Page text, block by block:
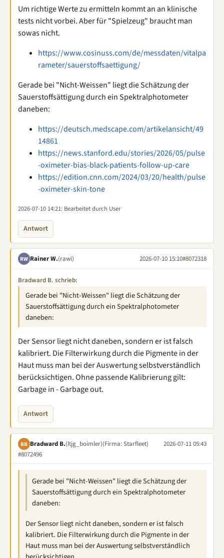
Um richtige Werte zu ermitteln kommt an an klinische
tests nicht vorbei. Aber für "Spielzeug" braucht man
sowas nicht.
https://www.cosinuss.com/de/messdaten/vitalpa
rameter/sauerstoffsaettigung/
Gerade bei "Nicht-Weissen" liegt die Schätzung der
Sauerstoffsättigung durch ein Spektralphotometer
daneben:
https://deutsch.medscape.com/artikelansicht/49
14861
https://news.stanford.edu/stories/2026/05/pulse
-oximeter-bias-black-patients-follow-up-care
https://edition.cnn.com/2024/03/20/health/pulse
-oximeter-skin-tone
2026-07-10 14:21: Bearbeitet durch User
Antwort
RW Rainer W.(rawi) 2026-07-10 15:10#8072318
Bradward B. schrieb:
Gerade bei "Nicht-Weissen" liegt die Schätzung der
Sauerstoffsättigung durch ein Spektralphotometer
daneben:
Der Sensor liegt nicht daneben, sondern er ist falsch
kalibriert. Die Filterwirkung durch die Pigmente in der
Haut muss man bei der Auswertung selbstverständlich
berücksichtigen. Ohne passende Kalibrierung gilt:
Garbage in - Garbage out.
Antwort
BB Bradward B.(ltjg_boimler)(Firma: Starfleet)
2026-07-11 05:43
#8072496
Gerade bei "Nicht-Weissen" liegt die Schätzung der
Sauerstoffsättigung durch ein Spektralphotometer
daneben:
Der Sensor liegt nicht daneben, sondern er ist falsch
kalibriert. Die Filterwirkung durch die Pigmente in der
Haut muss man bei der Auswertung selbstverständlich